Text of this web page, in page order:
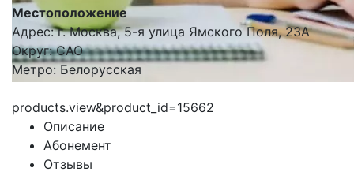
Местоположение
Адрес: г. Москва, 5-я улица Ямского Поля, 23А
Округ: САО
Метро: Белорусская
products.view&product_id=15662
Описание
Абонемент
Отзывы